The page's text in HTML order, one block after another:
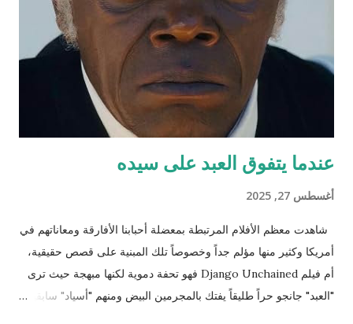
وقدر حجمي وعندي من البيوت بعدد الحفر المنتشرة في جوانب البئر،
أختبئ فيها من المطر وكلما ارتفع منسوب الماء اعتليت بيتا (حفرة)
أعلى. طعامي كما تعلمين حشرات تائهة جذبها الماء الداكن ورائحته
المعتقة، تعالي واستمتعي معي لأخبرك عن تجارب...
عندما يتفوق العبد على سيده
أغسطس 27, 2025
شاهدت معظم الأفلام المرتبطة بمعضلة أحبابنا الأفارقة ومعاناتهم في
أمريكا وكثير منها مؤلم جداً وخصوصاً تلك المبنية على قصص حقيقية،
أم فيلم Django Unchained فهو تحفة دموية لكنها مبهجة حيث ترى
"العبد" جانجو حراً طليقاً يفتك بالمجرمين البيض ومنهم "أسياد" سابقين